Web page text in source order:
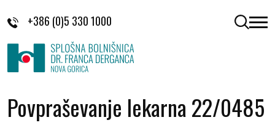
+386 (0)5 330 1000 odpri
Povpraševanje lekarna 22/0485